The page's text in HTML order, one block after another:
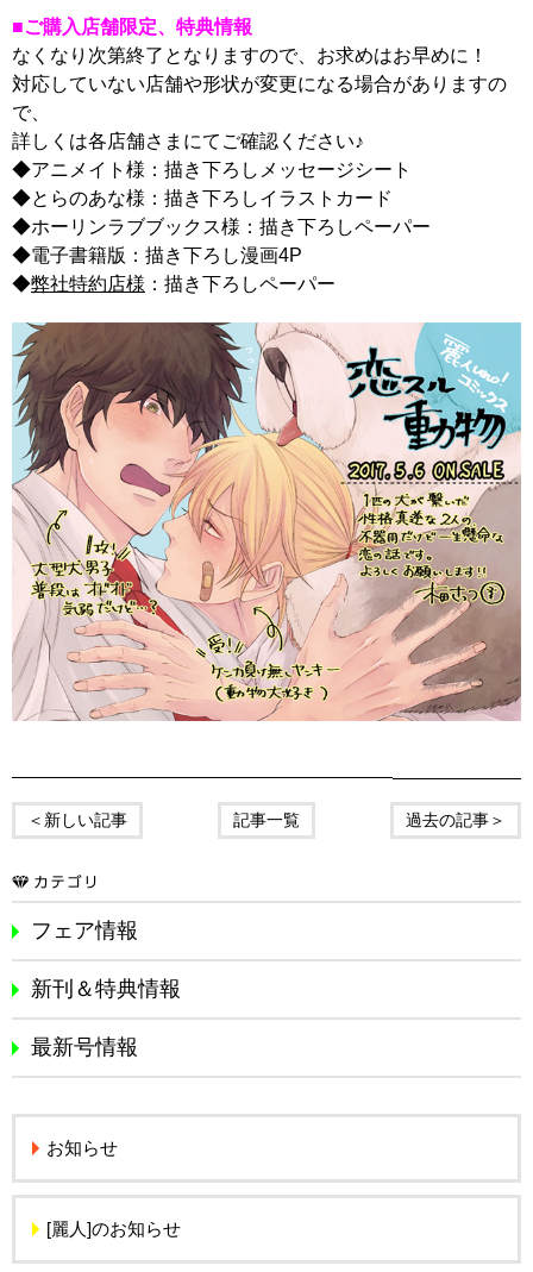
■ご購入店舗限定、特典情報
なくなり次第終了となりますので、お求めはお早めに！
対応していない店舗や形状が変更になる場合がありますの
で、
詳しくは各店舗さまにてご確認ください♪
◆アニメイト様：描き下ろしメッセージシート
◆とらのあな様：描き下ろしイラストカード
◆ホーリンラブブックス様：描き下ろしペーパー
◆電子書籍版：描き下ろし漫画4P
◆弊社特約店様 ：描き下ろしペーパー
＜新しい記事 過去の記事＞
記事一覧
フェア情報
新刊＆特典情報
最新号情報
お知らせ
[麗人]のお知らせ